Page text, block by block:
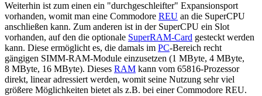
Weiterhin ist zum einen ein "durchgeschleifter" Expansionsport
vorhanden, womit man eine Commodore REU an die SuperCPU
anschließen kann. Zum anderen ist in der SuperCPU ein Slot
vorhanden, auf den die optionale SuperRAM-Card gesteckt werden
kann. Diese ermöglicht es, die damals im PC-Bereich recht
gängigen SIMM-RAM-Module einzusetzen (1 MByte, 4 MByte,
8 MByte, 16 MByte). Dieses RAM kann vom 65816-Prozessor
direkt, linear adressiert werden, womit seine Nutzung sehr viel
größere Möglichkeiten bietet als z.B. bei einer Commodore REU.